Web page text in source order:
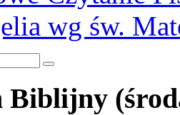
wg św.
Biblijny